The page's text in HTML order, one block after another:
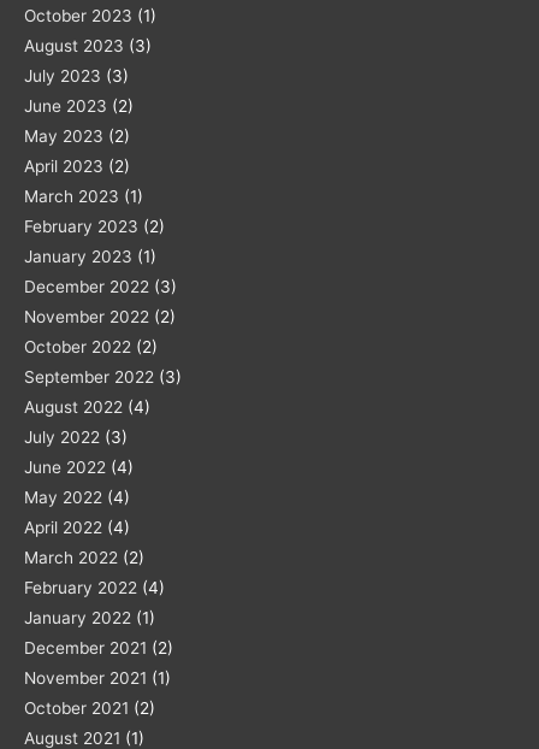
October 2023 (1)
August 2023 (3)
July 2023 (3)
June 2023 (2)
May 2023 (2)
April 2023 (2)
March 2023 (1)
February 2023 (2)
January 2023 (1)
December 2022 (3)
November 2022 (2)
October 2022 (2)
September 2022 (3)
August 2022 (4)
July 2022 (3)
June 2022 (4)
May 2022 (4)
April 2022 (4)
March 2022 (2)
February 2022 (4)
January 2022 (1)
December 2021 (2)
November 2021 (1)
October 2021 (2)
August 2021 (1)